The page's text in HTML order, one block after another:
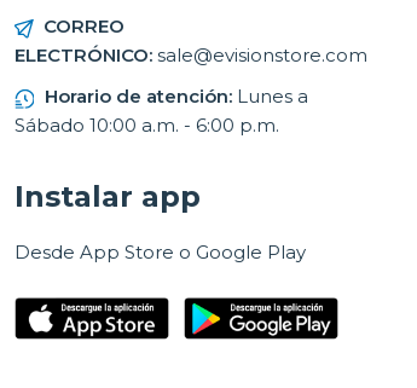
CORREO
ELECTRÓNICO: sale@evisionstore.com
Horario de atención: Lunes a
Sábado 10:00 a.m. - 6:00 p.m.
Instalar app
Desde App Store o Google Play